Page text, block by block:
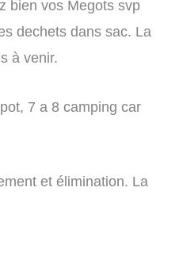
bien vos Megots svp
dechets dans sac. La
à venir.
7 a 8 camping car
et élimination. La